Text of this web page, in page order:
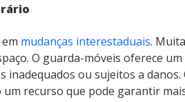
mudanças interestaduais.
O guarda-móveis oferece
inadequados ou sujeitos a
recurso que pode garantir